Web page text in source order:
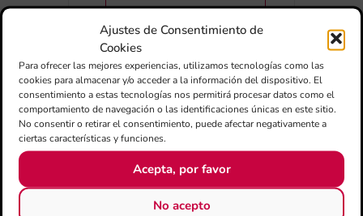
Ajustes de Consentimiento de
Cookies
Para ofrecer las mejores experiencias, utilizamos tecnologías como las
cookies para almacenar y/o acceder a la información del dispositivo. El
consentimiento a estas tecnologías nos permitirá procesar datos como el
comportamiento de navegación o las identificaciones únicas en este sitio.
No consentir o retirar el consentimiento, puede afectar negativamente a
ciertas características y funciones.
Acepta, por favor
No acepto
Exportar + iCal / Outlook
COMPARTIR